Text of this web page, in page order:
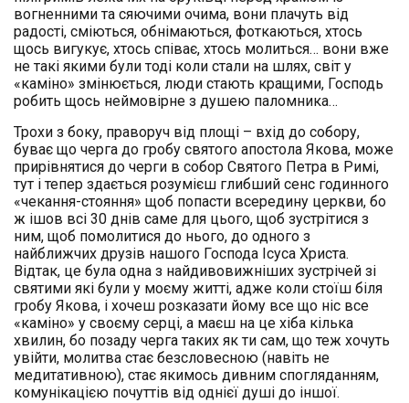
вогненними та сяючими очима, вони плачуть від
радості, сміються, обнімаються, фоткаються, хтось
щось вигукує, хтось співає, хтось молиться… вони вже
не такі якими були тоді коли стали на шлях, світ у
«каміно» змінюється, люди стають кращими, Господь
робить щось неймовірне з душею паломника…
Трохи з боку, праворуч від площі – вхід до собору,
буває що черга до гробу святого апостола Якова, може
прирівнятися до черги в собор Святого Петра в Римі,
тут і тепер здається розумієш глибший сенс годинного
«чекання-стояння» щоб попасти всередину церкви, бо
ж ішов всі 30 днів саме для цього, щоб зустрітися з
ним, щоб помолитися до нього, до одного з
найближчих друзів нашого Господа Ісуса Христа.
Відтак, це була одна з найдивовижніших зустрічей зі
святими які були у моєму житті, адже коли стоїш біля
гробу Якова, і хочеш розказати йому все що ніс все
«каміно» у своєму серці, а маєш на це хіба кілька
хвилин, бо позаду черга таких як ти сам, що теж хочуть
увійти, молитва стає безсловесною (навіть не
медитативною), стає якимось дивним спогляданням,
комунікацією почуттів від однієї душі до іншої.